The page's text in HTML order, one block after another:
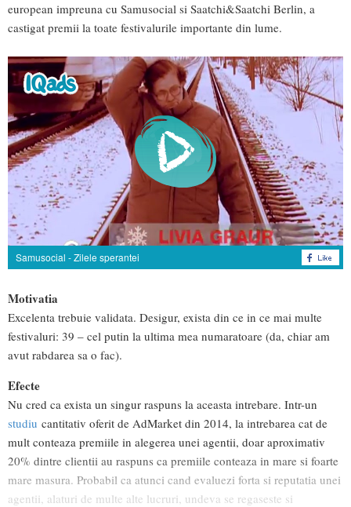
european impreuna cu Samusocial si Saatchi&Saatchi Berlin, a
castigat premii la toate festivalurile importante din lume.
Samusocial - Zilele sperantei
Motivatia
Excelenta trebuie validata. Desigur, exista din ce in ce mai multe
festivaluri: 39 – cel putin la ultima mea numaratoare (da, chiar am
avut rabdarea sa o fac).
Efecte
Nu cred ca exista un singur raspuns la aceasta intrebare. Intr-un
studiu cantitativ oferit de AdMarket din 2014, la intrebarea cat de
mult conteaza premiile in alegerea unei agentii, doar aproximativ
20% dintre clientii au raspuns ca premiile conteaza in mare si foarte
mare masura. Probabil ca atunci cand evaluezi forta si reputatia unei
agentii, alaturi de multe alte lucruri, undeva se regaseste si